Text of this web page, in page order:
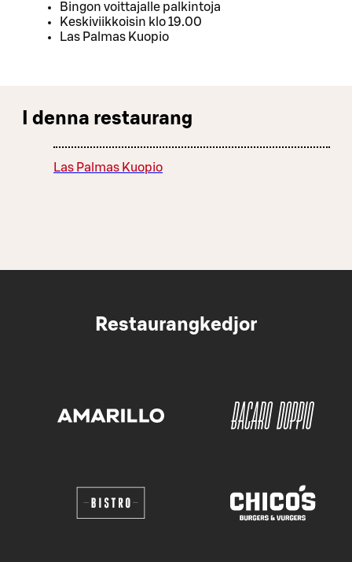
Bingon voittajalle palkintoja
Keskiviikkoisin klo 19.00
Las Palmas Kuopio
I denna restaurang
Las Palmas Kuopio
Restaurangkedjor